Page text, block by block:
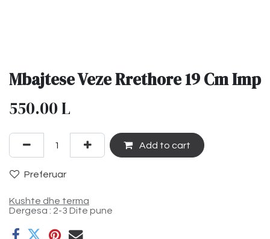
Mbajtese Veze Rrethore 19 Cm Imp
550.00L
Add to cart
Preferuar
Kushte dhe terma
Dergesa : 2-3 Dite pune